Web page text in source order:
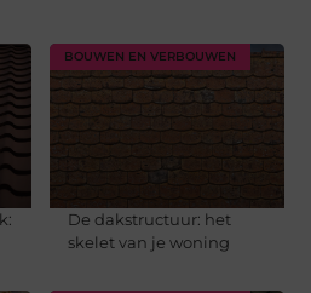
BOUWEN EN VERBOUWEN
De dakstructuur: het
skelet van je woning